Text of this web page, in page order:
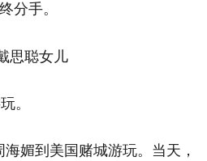
分手。
。
媚到美国赌城游玩。当天，